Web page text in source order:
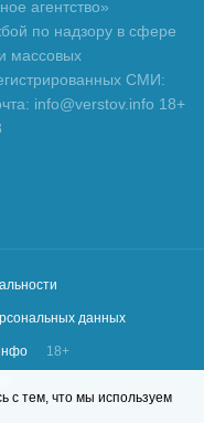
агентство»
по надзору в сфере
массовых
СМИ:
info@verstov.info 18+
данных
18+
с тем, что мы используем